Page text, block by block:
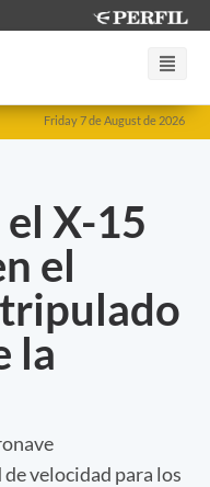
Friday 7 de August de 2026
X-15
el
la
velocidad para los